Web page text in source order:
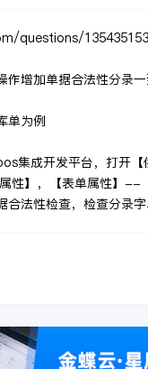
questions/
作增加单据合法性分录一
单为例
集成开发平台，打开
性】，【表单属性】
合法性检查，检查分录